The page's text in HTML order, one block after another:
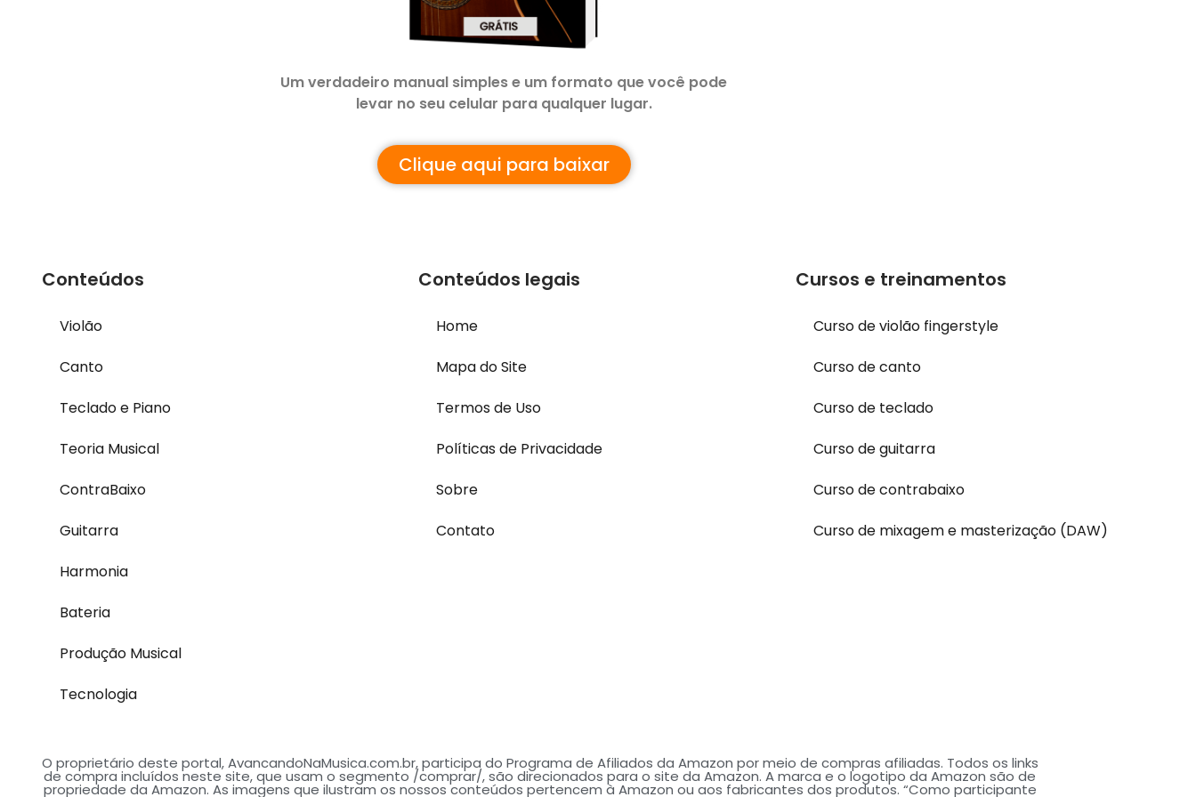
Um verdadeiro manual simples e um formato que você pode
levar no seu celular para qualquer lugar.
Clique aqui para baixar
Conteúdos
Violão
Canto
Teclado e Piano
Teoria Musical
ContraBaixo
Guitarra
Harmonia
Bateria
Produção Musical
Tecnologia
Conteúdos legais
Home
Mapa do Site
Termos de Uso
Políticas de Privacidade
Sobre
Contato
Cursos e treinamentos
Curso de violão fingerstyle
Curso de canto
Curso de teclado
Curso de guitarra
Curso de contrabaixo
Curso de mixagem e masterização (DAW)
O proprietário deste portal, AvancandoNaMusica.com.br, participa do Programa de Afiliados da Amazon por meio de compras afiliadas. Todos os links
de compra incluídos neste site, que usam o segmento /comprar/, são direcionados para o site da Amazon. A marca e o logotipo da Amazon são de
propriedade da Amazon. As imagens que ilustram os nossos conteúdos pertencem à Amazon ou aos fabricantes dos produtos. “Como participante